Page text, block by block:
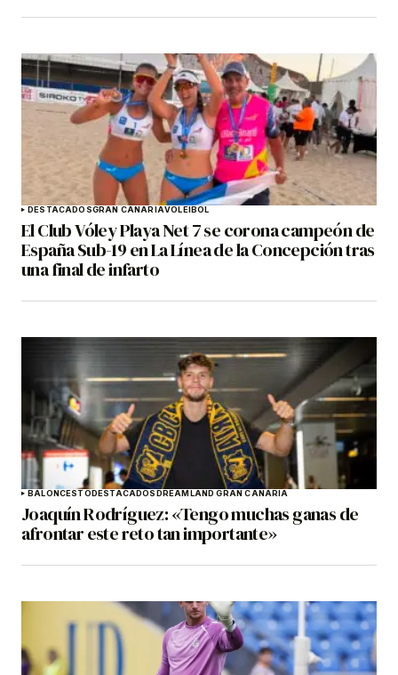
DESTACADOSGRAN CANARIAVOLEIBOL
El Club Vóley Playa Net 7 se corona campeón de
España Sub-19 en La Línea de la Concepción tras
una final de infarto
BALONCESTODESTACADOSDREAMLAND GRAN CANARIA
Joaquín Rodríguez: «Tengo muchas ganas de
afrontar este reto tan importante»